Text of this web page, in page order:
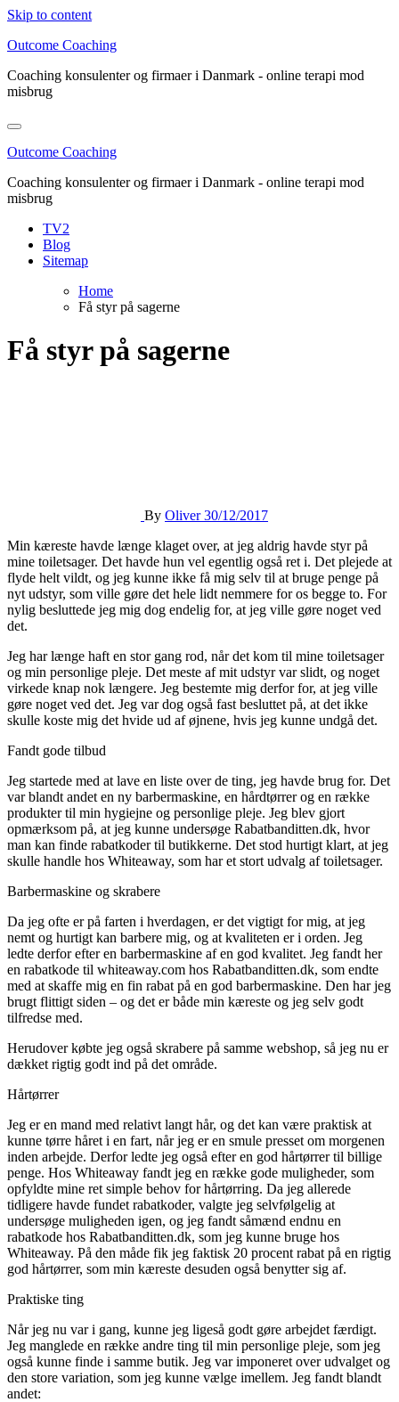
Skip to content
Outcome Coaching
Coaching konsulenter og firmaer i Danmark - online terapi mod
misbrug
Outcome Coaching
Coaching konsulenter og firmaer i Danmark - online terapi mod
misbrug
TV2
Blog
Sitemap
Home
Få styr på sagerne
Få styr på sagerne
By Oliver30/12/2017
Min kæreste havde længe klaget over, at jeg aldrig havde styr på
mine toiletsager. Det havde hun vel egentlig også ret i. Det plejede at
flyde helt vildt, og jeg kunne ikke få mig selv til at bruge penge på
nyt udstyr, som ville gøre det hele lidt nemmere for os begge to. For
nylig besluttede jeg mig dog endelig for, at jeg ville gøre noget ved
det.
Jeg har længe haft en stor gang rod, når det kom til mine toiletsager
og min personlige pleje. Det meste af mit udstyr var slidt, og noget
virkede knap nok længere. Jeg bestemte mig derfor for, at jeg ville
gøre noget ved det. Jeg var dog også fast besluttet på, at det ikke
skulle koste mig det hvide ud af øjnene, hvis jeg kunne undgå det.
Fandt gode tilbud
Jeg startede med at lave en liste over de ting, jeg havde brug for. Det
var blandt andet en ny barbermaskine, en hårdtørrer og en række
produkter til min hygiejne og personlige pleje. Jeg blev gjort
opmærksom på, at jeg kunne undersøge Rabatbanditten.dk, hvor
man kan finde rabatkoder til butikkerne. Det stod hurtigt klart, at jeg
skulle handle hos Whiteaway, som har et stort udvalg af toiletsager.
Barbermaskine og skrabere
Da jeg ofte er på farten i hverdagen, er det vigtigt for mig, at jeg
nemt og hurtigt kan barbere mig, og at kvaliteten er i orden. Jeg
ledte derfor efter en barbermaskine af en god kvalitet. Jeg fandt her
en rabatkode til whiteaway.com hos Rabatbanditten.dk, som endte
med at skaffe mig en fin rabat på en god barbermaskine. Den har jeg
brugt flittigt siden – og det er både min kæreste og jeg selv godt
tilfredse med.
Herudover købte jeg også skrabere på samme webshop, så jeg nu er
dækket rigtig godt ind på det område.
Hårtørrer
Jeg er en mand med relativt langt hår, og det kan være praktisk at
kunne tørre håret i en fart, når jeg er en smule presset om morgenen
inden arbejde. Derfor ledte jeg også efter en god hårtørrer til billige
penge. Hos Whiteaway fandt jeg en række gode muligheder, som
opfyldte mine ret simple behov for hårtørring. Da jeg allerede
tidligere havde fundet rabatkoder, valgte jeg selvfølgelig at
undersøge muligheden igen, og jeg fandt såmænd endnu en
rabatkode hos Rabatbanditten.dk, som jeg kunne bruge hos
Whiteaway. På den måde fik jeg faktisk 20 procent rabat på en rigtig
god hårtørrer, som min kæreste desuden også benytter sig af.
Praktiske ting
Når jeg nu var i gang, kunne jeg ligeså godt gøre arbejdet færdigt.
Jeg manglede en række andre ting til min personlige pleje, som jeg
også kunne finde i samme butik. Jeg var imponeret over udvalget og
den store variation, som jeg kunne vælge imellem. Jeg fandt blandt
andet: